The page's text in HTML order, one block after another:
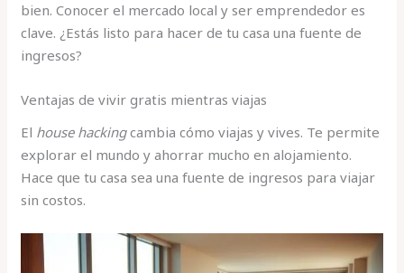
bien. Conocer el mercado local y ser emprendedor es
clave. ¿Estás listo para hacer de tu casa una fuente de
ingresos?
Ventajas de vivir gratis mientras viajas
El house hackingcambia cómo viajas y vives. Te permite
explorar el mundo y ahorrar mucho en alojamiento.
Hace que tu casa sea una fuente de ingresos para viajar
sin costos.